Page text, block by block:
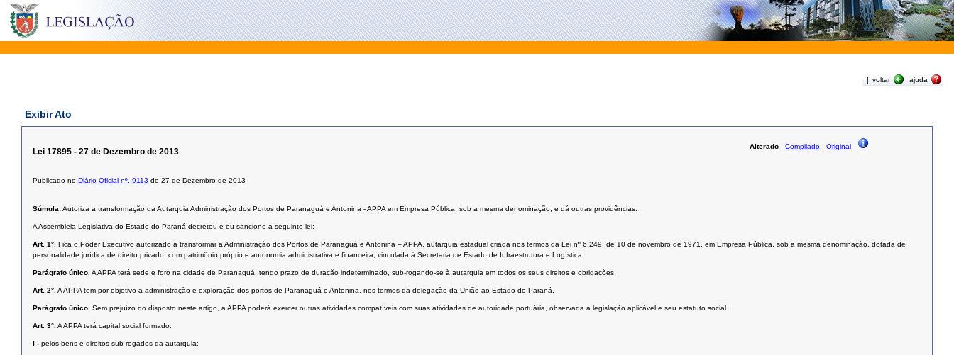
| voltar ajuda
Exibir Ato
Alterado Compilado Original
Lei 17895 - 27 de Dezembro de 2013
Publicado no Diário Oficial nº. 9113 de 27 de Dezembro de 2013
Súmula:Autoriza a transformação da Autarquia Administração dos Portos de Paranaguá e Antonina - APPA em Empresa Pública, sob a mesma denominação, e dá outras providências.
A Assembleia Legislativa do Estado do Paraná decretou e eu sanciono a seguinte lei:
Art. 1°. Fica o Poder Executivo autorizado a transformar a Administração dos Portos de Paranaguá e Antonina – APPA, autarquia estadual criada nos termos da Lei nº 6.249, de 10 de novembro de 1971, em Empresa Pública, sob a mesma denominação, dotada de
personalidade jurídica de direito privado, com patrimônio próprio e autonomia administrativa e financeira, vinculada à Secretaria de Estado de Infraestrutura e Logística.
Parágrafo único.A APPA terá sede e foro na cidade de Paranaguá, tendo prazo de duração indeterminado, sub-rogando-se à autarquia em todos os seus direitos e obrigações.
Art. 2°.A APPA tem por objetivo a administração e exploração dos portos de Paranaguá e Antonina, nos termos da delegação da União ao Estado do Paraná.
Parágrafo único. Sem prejuízo do disposto neste artigo, a APPA poderá exercer outras atividades compatíveis com suas atividades de autoridade portuária, observada a legislação aplicável e seu estatuto social.
Art. 3°.A APPA terá capital social formado:
I - pelos bens e direitos sub-rogados da autarquia;